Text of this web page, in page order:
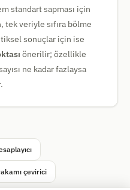
standart sapması için
tek veriyle sıfıra bölme
sonuçlar için ise
önerilir; özellikle
ne kadar fazlaysa
çevirici